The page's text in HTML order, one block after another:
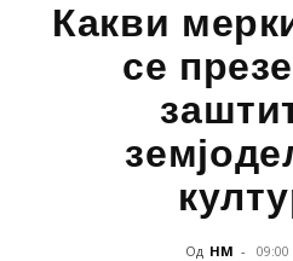
Какви
се
Од НМ - 09:00